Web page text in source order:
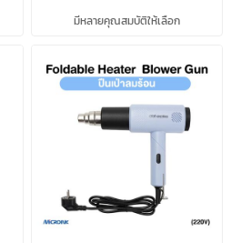
มีหลายคุณสมบัติให้เลือก